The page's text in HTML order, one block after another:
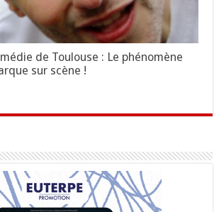
de Toulouse : Le phénomène
sur scène !